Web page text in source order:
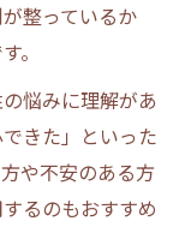
整っているか
。
悩みに理解があ
きた」といった
や不安のある方
るのもおすすめ